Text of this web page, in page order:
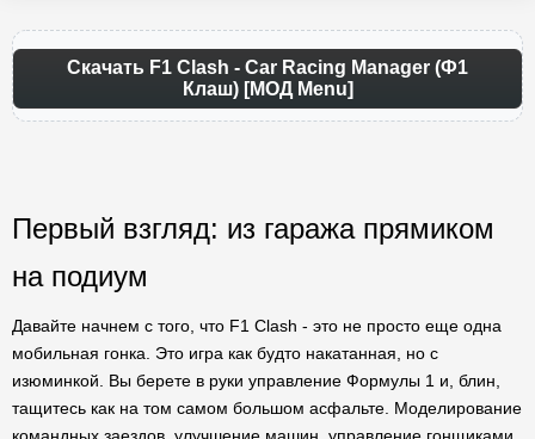
Скачать F1 Clash - Car Racing Manager (Ф1
Клаш) [МОД Menu]
Первый взгляд: из гаража прямиком
на подиум
Давайте начнем с того, что F1 Clash - это не просто еще одна
мобильная гонка. Это игра как будто накатанная, но с
изюминкой. Вы берете в руки управление Формулы 1 и, блин,
тащитесь как на том самом большом асфальте. Моделирование